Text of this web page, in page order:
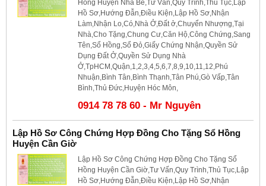
Hồng Huyện Nhà Bè,Tư Vấn,Quy Trình,Thủ Tục,Lập
Hồ Sơ,Hướng Đẫn,Điều Kiện,Lập Hồ Sơ,Nhận
Làm,Nhận Lo,Có,Nhà Ở,Đất ở,Chuyển Nhượng,Tại
Nhà,Cho Tặng,Chung Cư,Căn Hộ,Công Chứng,Sang
Tên,Sổ Hồng,Sổ Đỏ,Giấy Chứng Nhận,Quyền Sử
Dụng Đất Ở,Quyền Sử Dụng Nhà
Ở,TpHCM,Quận,1,2,3,4,5,6,7,8,9,10,11,12,Phú
Nhuận,Bình Tân,Bình Thạnh,Tân Phú,Gò Vấp,Tân
Bình,Thủ Đức,Huyện Hóc Môn,
0914 78 78 60 - Mr Nguyên
Lập Hồ Sơ Công Chứng Hợp Đồng Cho Tặng Sổ Hồng
Huyện Cần Giờ
Lập Hồ Sơ Công Chứng Hợp Đồng Cho Tặng Sổ
Hồng Huyện Cần Giờ,Tư Vấn,Quy Trình,Thủ Tục,Lập
Hồ Sơ,Hướng Đẫn,Điều Kiện,Lập Hồ Sơ,Nhận